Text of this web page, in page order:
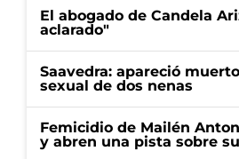
El abogado de Candela
aclarado"
Saavedra: apareció
sexual de dos nenas
Femicidio de Mailén
y abren una pista sobre